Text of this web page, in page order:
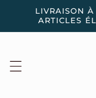
passer
contenu
LIVRAISON
ARTICLES